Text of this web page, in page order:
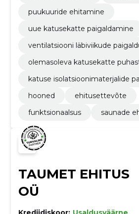
puukuuride ehitamine
uue katusekatte paigaldamine
ventilatsiooni läbiviikude
olemasoleva katusekatte
katuse isolatsioonimaterjalide
hooned
ehitusettevõte
funktsionaalsus
saunade
TAUMET EHITUS
OÜ